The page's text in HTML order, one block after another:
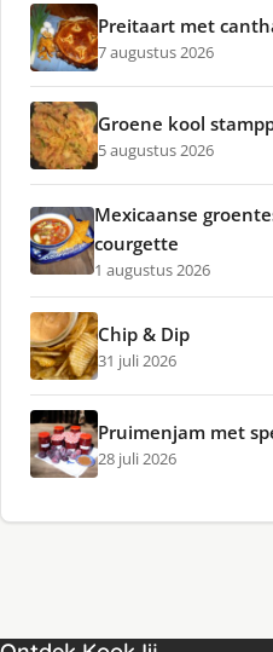
Preitaart met
7 augustus 2026
Groene kool
5 augustus 2026
Mexicaanse
courgette
1 augustus 2026
Chip & Dip
31 juli 2026
Pruimenjam met
28 juli 2026